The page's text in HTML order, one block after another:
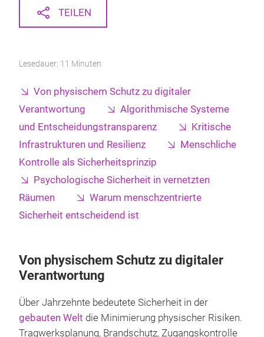
TEILEN
Lesedauer: 11 Minuten
Von physischem Schutz zu digitaler
Verantwortung
Algorithmische Systeme
und Entscheidungstransparenz
Kritische
Infrastrukturen und Resilienz
Menschliche
Kontrolle als Sicherheitsprinzip
Psychologische Sicherheit in vernetzten
Räumen
Warum menschzentrierte
Sicherheit entscheidend ist
Von physischem Schutz zu digitaler
Verantwortung
Über Jahrzehnte bedeutete Sicherheit in der
gebauten Welt die Minimierung physischer Risiken.
Tragwerksplanung, Brandschutz, Zugangskontrolle